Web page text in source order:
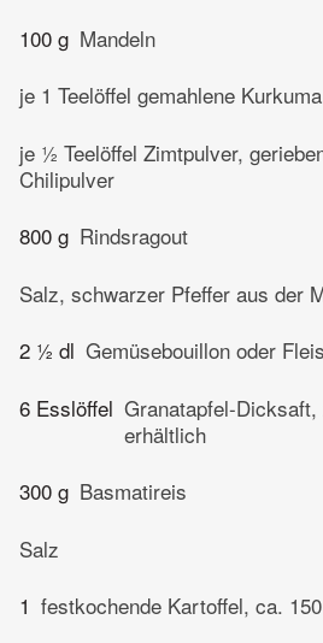
100 g Mandeln
je 1 Teelöffel gemahlene
je ½ Teelöffel Zimtpulver,
Chilipulver
800 g Rindsragout
Salz, schwarzer Pfeffer aus der
2 ½ dl Gemüsebouillon oder
6 Esslöffel Granatapfel-
erhältlich
300 g Basmatireis
Salz
1 festkochende Kartoffel, ca.